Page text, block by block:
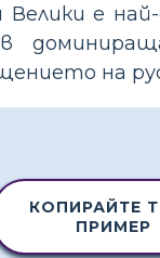
е
на
КОПИРАЙТЕ
ПРИМЕР